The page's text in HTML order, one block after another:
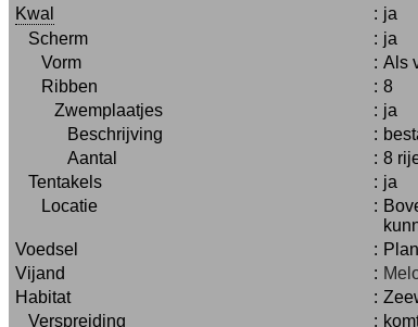
Kwal
: ja
Scherm
: ja
Vorm
: Als
Ribben
: 8
Zwemplaatjes
: ja
Beschrijving
:
Aantal
: 8
Tentakels
: ja
Locatie
:
Voedsel
:
Vijand
:
Habitat
:
Verspreiding
: